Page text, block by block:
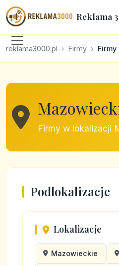
Reklama
reklama3000.pl Firmy
Firmy w lokalizacji
Podlokalizacje
Lokalizacje
Mazowieckie